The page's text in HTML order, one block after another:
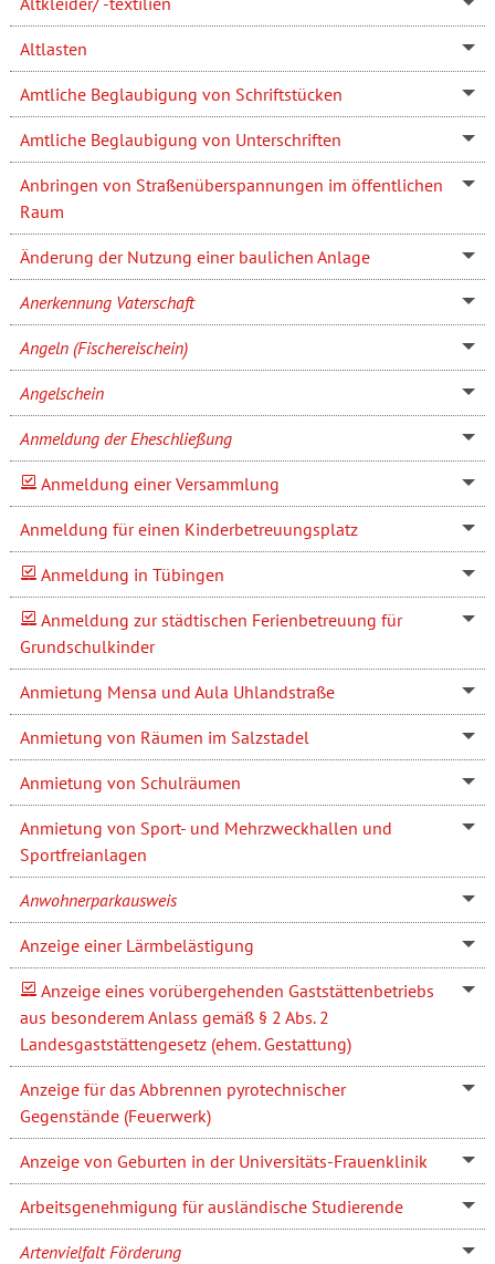
Altlasten
Amtliche Beglaubigung von Schriftstücken
Amtliche Beglaubigung von Unterschriften
Anbringen von Straßenüberspannungen im öffentlichen
Raum
Änderung der Nutzung einer baulichen Anlage
Anerkennung Vaterschaft
Angeln (Fischereischein)
Angelschein
Anmeldung der Eheschließung
Anmeldung einer Versammlung
Anmeldung für einen Kinderbetreuungsplatz
Anmeldung in Tübingen
Anmeldung zur städtischen Ferienbetreuung für
Grundschulkinder
Anmietung Mensa und Aula Uhlandstraße
Anmietung von Räumen im Salzstadel
Anmietung von Schulräumen
Anmietung von Sport- und Mehrzweckhallen und
Sportfreianlagen
Anwohnerparkausweis
Anzeige einer Lärmbelästigung
Anzeige eines vorübergehenden Gaststättenbetriebs
aus besonderem Anlass gemäß § 2 Abs. 2
Landesgaststättengesetz (ehem. Gestattung)
Anzeige für das Abbrennen pyrotechnischer
Gegenstände (Feuerwerk)
Anzeige von Geburten in der Universitäts-Frauenklinik
Arbeitsgenehmigung für ausländische Studierende
Artenvielfalt Förderung